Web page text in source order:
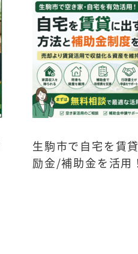
生駒市で自宅を賃
励金/補助金を活用！